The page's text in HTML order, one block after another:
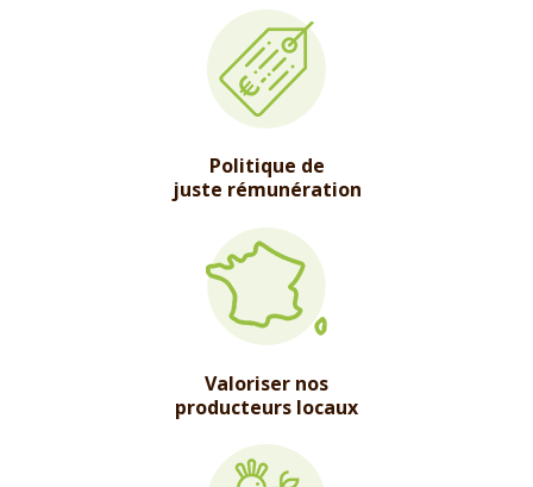
Politique de
juste rémunération
Valoriser nos
producteurs locaux